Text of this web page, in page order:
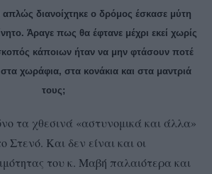
απλώς διανοίχτηκε ο δρόμος έσκασε μύτη
Άραγε πως θα έφτανε μέχρι εκεί χωρίς
κάποιων ήταν να μην φτάσουν ποτέ
στα χωράφια, στα κονάκια και στα μαντριά
τους;
τα χθεσινά «αστυνομικά και άλλα»
Στενό. Και δεν είναι και οι
του κ. Μαβή παλαιότερα και